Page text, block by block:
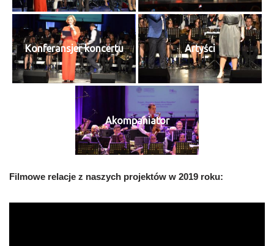
Konferansjer koncertu Artyści
Akompaniator
Filmowe relacje z naszych projektów w 2019 roku: